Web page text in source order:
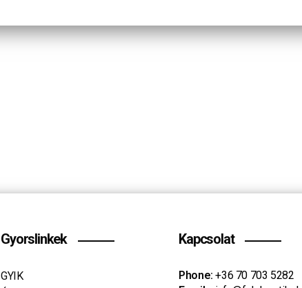
Gyorslinkek
GYIK
Kapcsolat
Phone: +36 70 703 5282